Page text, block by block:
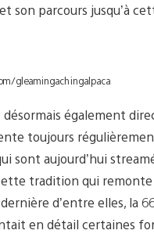
son parcours jusqu’à
gleamingachingalpaca
désormais également
toujours
sont aujourd’hui
tradition qui remonte
d’entre elles, la
en détail certaines